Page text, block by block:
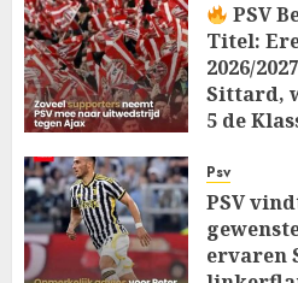
PSV
Titel:
2026/
Sittard,
5 de
AUGUST
Psv
PSV
ervaren